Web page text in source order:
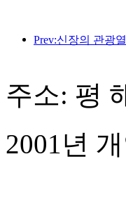
주소: 평
2001년